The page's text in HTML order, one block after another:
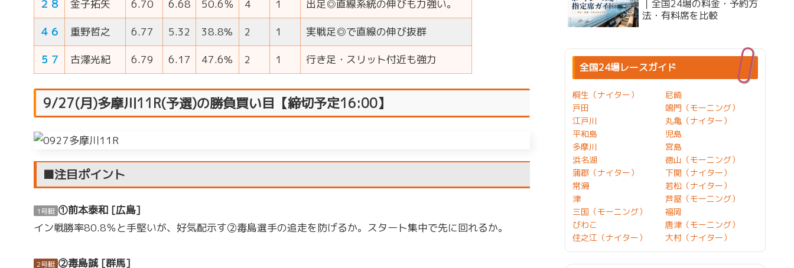
２８ 金子拓矢 6.70 6.68 50.6％ 4 1 出足◎直線系統の伸びも力強い。
４６ 重野哲之 6.77 5.32 38.8% 2 1 実戦足◎で直線の伸び抜群
５７ 古澤光紀 6.79 6.17 47.6% 2 1 行き足・スリット付近も強力
9/27(月)多摩川11R(予選)の勝負買い目【締切予定16:00】
■注目ポイント
1号艇 ①前本泰和 [広島]
イン戦勝率80.8％と手堅いが、好気配示す②毒島選手の追走を防げるか。スタート集中で先に回れるか。
2号艇 ②毒島誠 [群馬]
｜全国24場の料金・予約方
法・有料席を比較
全国24場レースガイド
桐生（ナイター）
戸田
江戸川
平和島
多摩川
浜名湖
蒲郡（ナイター）
常滑
津
三国（モーニング）
びわこ
住之江（ナイター）
尼崎
鳴門（モーニング）
丸亀（ナイター）
児島
宮島
徳山（モーニング）
下関（ナイター）
若松（ナイター）
芦屋（モーニング）
福岡
唐津（モーニング）
大村（ナイター）